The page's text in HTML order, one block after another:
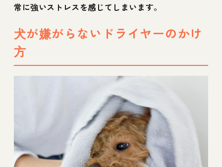
常に強いストレスを感じてしまいます。
犬が嫌がらないドライヤーのかけ
方